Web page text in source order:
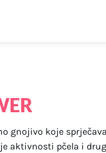
gnojivo koje
aktivnosti pčela i